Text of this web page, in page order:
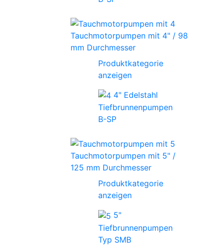
Tauchmotorpumpen mit 4" / 98
mm Durchmesser
Produktkategorie
anzeigen
4" Edelstahl
Tiefbrunnenpumpen
B-SP
Tauchmotorpumpen mit 5" /
125 mm Durchmesser
Produktkategorie
anzeigen
5"
Tiefbrunnenpumpen
Typ SMB